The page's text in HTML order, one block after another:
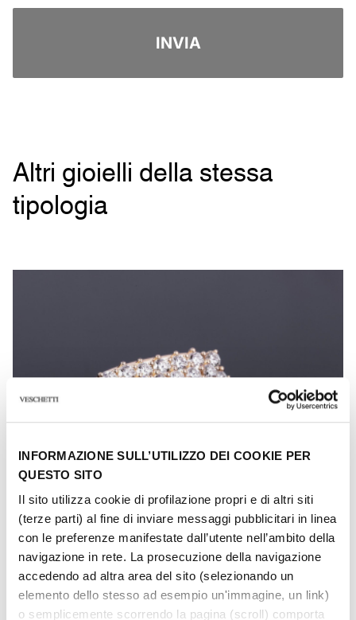
INFORMAZIONE SULL’UTILIZZO DEI COOKIE PER
QUESTO SITO
Il sito utilizza cookie di profilazione propri e di altri siti
(terze parti) al fine di inviare messaggi pubblicitari in linea
con le preferenze manifestate dall’utente nell’ambito della
navigazione in rete. La prosecuzione della navigazione
accedendo ad altra area del sito (selezionando un
elemento dello stesso ad esempio un'immagine, un link)
o semplicemente scorrendo la pagina (scroll) comporta
INVIA
Altri gioielli della stessa
tipologia